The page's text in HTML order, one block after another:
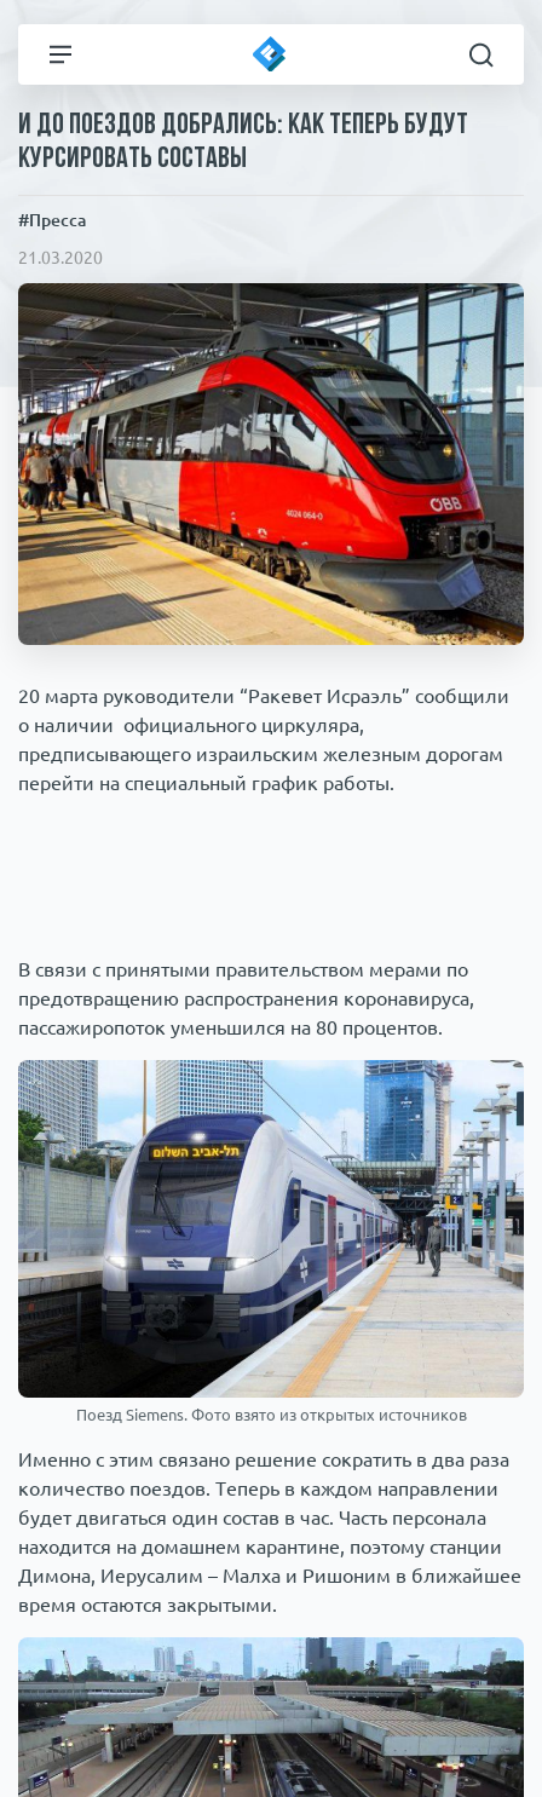
Все новости
Экономика
Общество
Коронавирус
Происшествия
Армия
Технологии
Пресса
Статьи
ЧП И КРИМИНАЛ
1000 мелочей
И до поездов добрались: как теперь будут
курсировать составы
#Пресса
21.03.2020
20 марта руководители “Ракевет Исраэль” сообщили
о наличии официального циркуляра,
предписывающего израильским железным дорогам
перейти на специальный график работы.
В связи с принятыми правительством мерами по
предотвращению распространения коронавируса,
пассажиропоток уменьшился на 80 процентов.
Поезд Siemens. Фото взято из открытых источников
Именно с этим связано решение сократить в два раза
количество поездов. Теперь в каждом направлении
будет двигаться один состав в час. Часть персонала
находится на домашнем карантине, поэтому станции
Димона, Иерусалим – Малха и Ришоним в ближайшее
время остаются закрытыми.